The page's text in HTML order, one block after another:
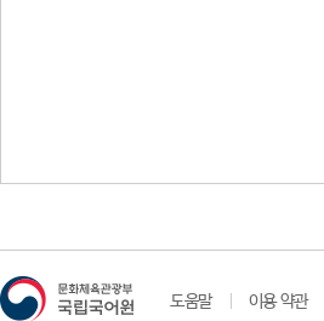
도움말 이용 약관